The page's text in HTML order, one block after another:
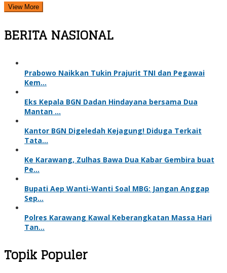
View More
BERITA NASIONAL
Prabowo Naikkan Tukin Prajurit TNI dan Pegawai
Kem…
Eks Kepala BGN Dadan Hindayana bersama Dua
Mantan …
Kantor BGN Digeledah Kejagung! Diduga Terkait
Tata…
Ke Karawang, Zulhas Bawa Dua Kabar Gembira buat
Pe…
Bupati Aep Wanti-Wanti Soal MBG: Jangan Anggap
Sep…
Polres Karawang Kawal Keberangkatan Massa Hari
Tan…
Topik Populer